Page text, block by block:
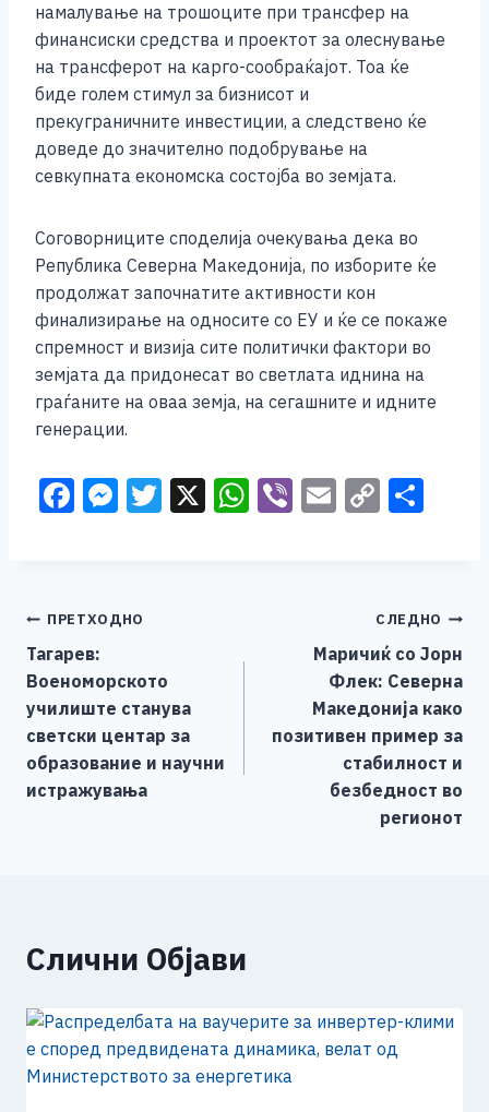
намалување на трошоците при трансфер на
финансиски средства и проектот за олеснување
на трансферот на карго-сообраќајот. Тоа ќе
биде голем стимул за бизнисот и
прекуграничните инвестиции, а следствено ќе
доведе до значително подобрување на
севкупната економска состојба во земјата.
Соговорниците споделија очекувања дека во
Република Северна Македонија, по изборите ќе
продолжат започнатите активности кон
финализирање на односите со ЕУ и ќе се покаже
спремност и визија сите политички фактори во
земјата да придонесат во светлата иднина на
граѓаните на оваа земја, на сегашните и идните
генерации.
F
b
o
o
k
M
n
g
er
T X W Vi E C
Li
n
k
Навигација
на
напис
ПРЕТХОДНО
Тагарев:
Военоморското
училиште станува
светски центар за
образование и научни
истражувања
СЛЕДНО
Маричиќ со Јорн
Флек: Северна
Македонија како
позитивен пример за
стабилност и
безбедност во
регионот
Слични Објави